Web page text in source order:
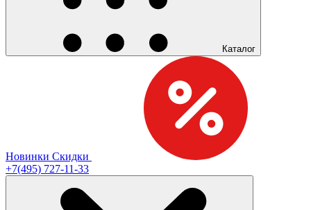
Каталог
Новинки Скидки
+7(495) 727-11-33